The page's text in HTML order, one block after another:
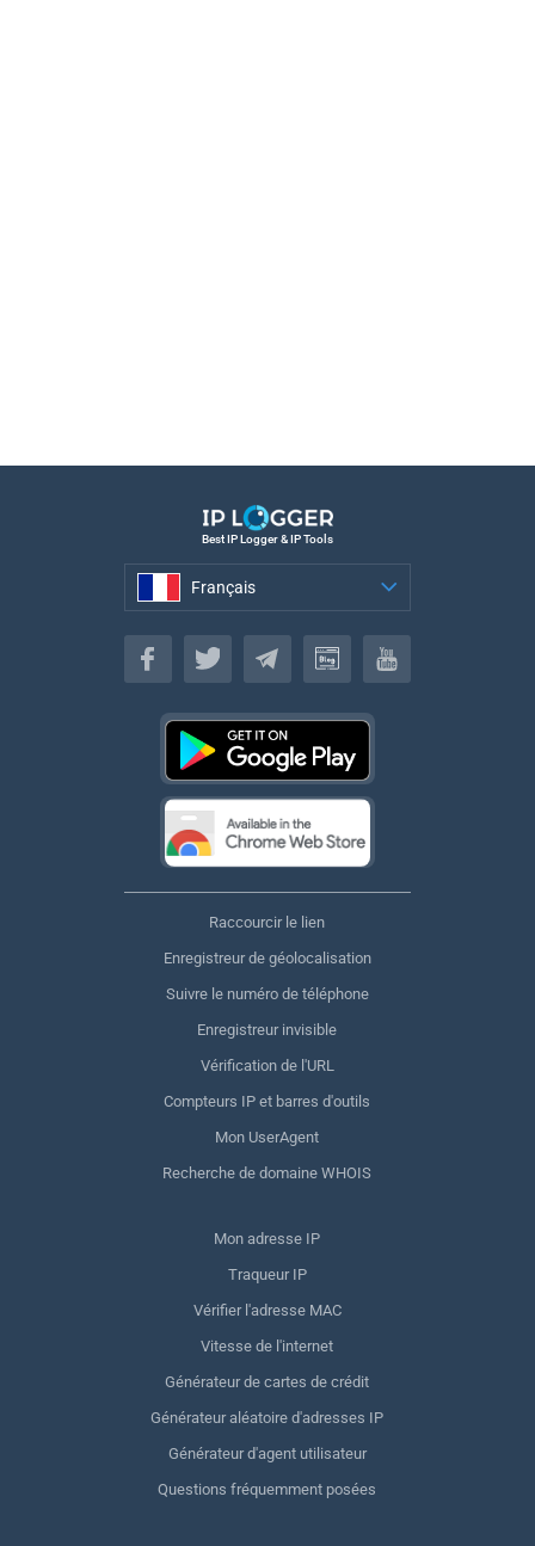
Best IP Logger & IP Tools
Français
Français
Raccourcir le lien
Enregistreur de géolocalisation
Suivre le numéro de téléphone
Enregistreur invisible
Vérification de l'URL
Compteurs IP et barres d'outils
Mon UserAgent
Recherche de domaine WHOIS
Mon adresse IP
Traqueur IP
Vérifier l'adresse MAC
Vitesse de l'internet
Générateur de cartes de crédit
Générateur aléatoire d'adresses IP
Générateur d'agent utilisateur
Questions fréquemment posées